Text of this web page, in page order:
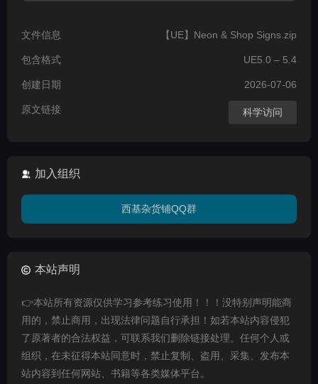
文件信息 【UE】Neon & Shop Signs.zip
包含格式 UE5.0 – 5.4
创建日期 2026-07-06
原文链接 科学访问
加入组织
西基杂货铺QQ群
本站声明
👉本站所有资源仅供学习参考练习使用！！！没特别声明能商
用的，禁止商用，出现法律问题自行承担！如若本站内容侵犯
了原著者的合法权益，可联系我们删除链接处理。任何个人或
组织，在未征得本站同意时，禁止复制、盗用、采集、发布本
站内容到任何网站、书籍等各类媒体平台。